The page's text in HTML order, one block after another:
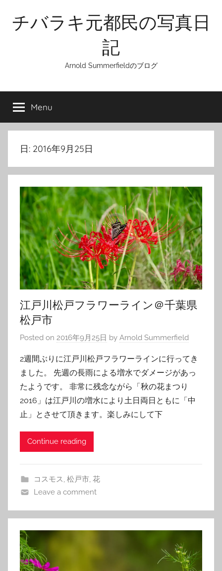
content
チバラキ元都民の写真日
記
Arnold Summerfieldのブログ
Menu
日: 2016年9月25日
江戸川松戸フラワーライン＠千葉県
松戸市
Posted on 2016年9月25日 by Arnold Summerfield
2週間ぶりに江戸川松戸フラワーラインに行ってき
ました。 先週の長雨による増水でダメージがあっ
たようです。 非常に残念ながら「秋の花まつり
2016」は江戸川の増水により土日両日ともに「中
止」とさせて頂きます。楽しみにして下
Continue reading
コスモス 松戸市, 花
Leave a comment